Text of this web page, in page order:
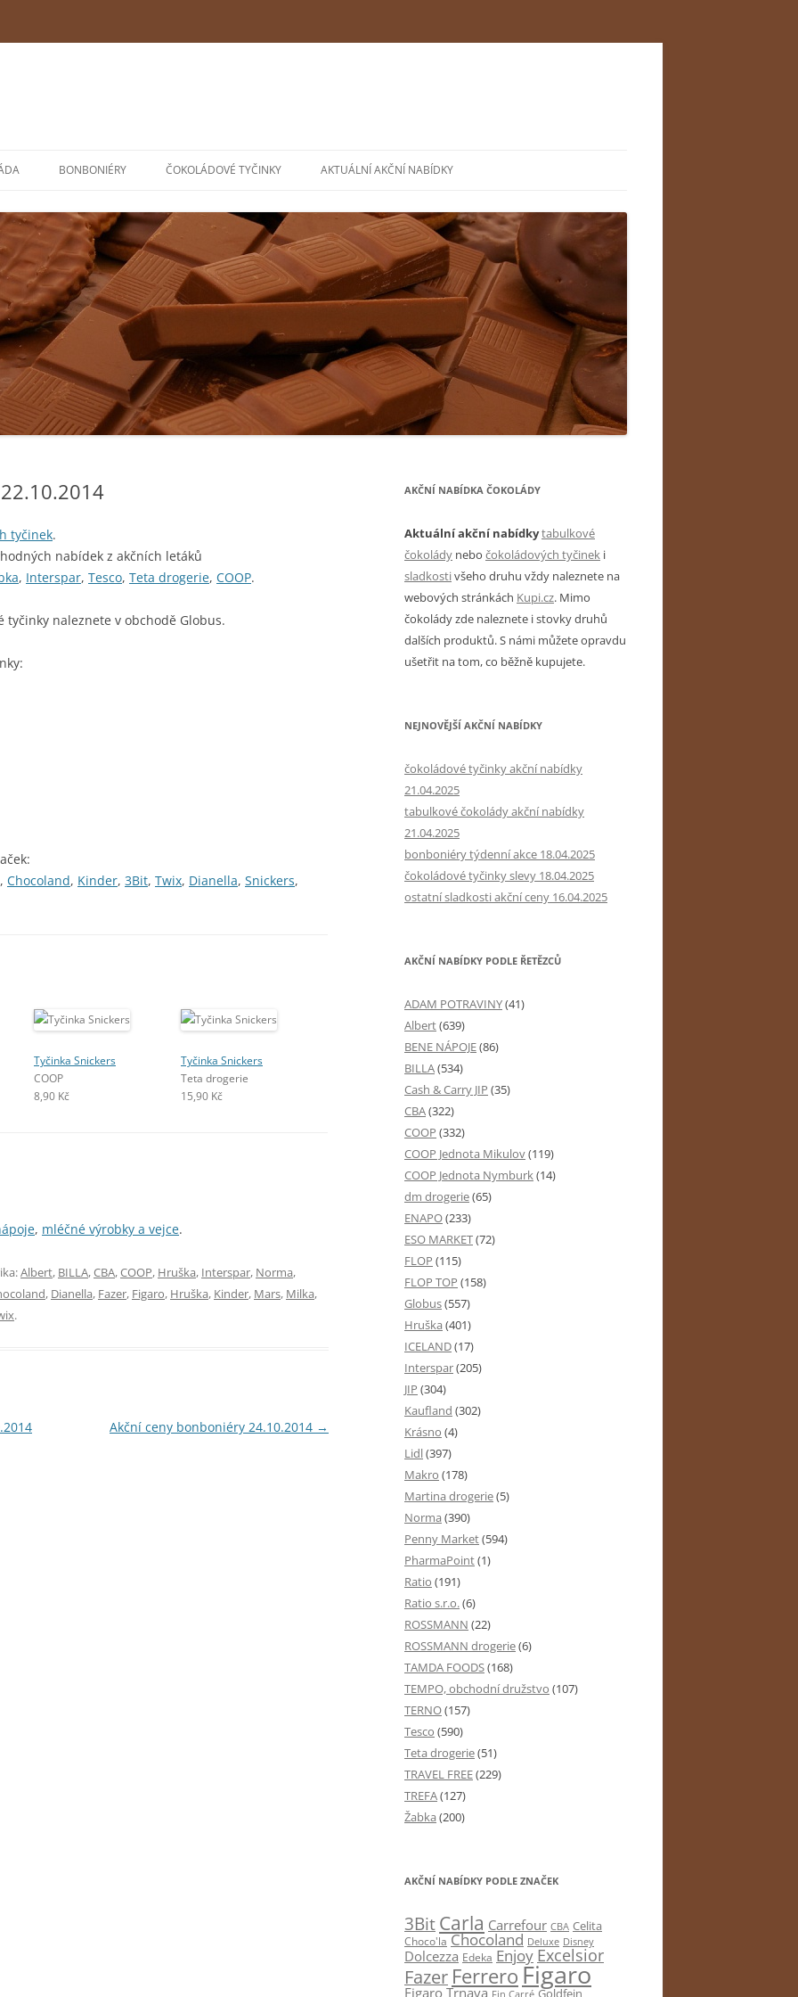
BONBONIÉRY ČOKOLÁDOVÉ TYČINKY AKTUÁLNÍ AKČNÍ NABÍDKY
tyčinek.
nabídek z akčních letáků
, Interspar, Tesco, Teta drogerie, COOP.
tyčinky naleznete v obchodě Globus.
, Chocoland, Kinder, 3Bit, Twix, Dianella, Snickers,
Tyčinka Snickers
COOP
8,90 Kč
Tyčinka Snickers
Teta drogerie
15,90 Kč
, mléčné výrobky a vejce.
Albert, BILLA,CBA,COOP, Hruška, Interspar, Norma,
, Dianella, Fazer, Figaro, Hruška, Kinder, Mars, Milka,
.
Akční ceny bonboniéry 24.10.2014 →
AKČNÍ NABÍDKA ČOKOLÁDY
Aktuální akční nabídkytabulkové
čokolády nebo čokoládových tyčinek i
sladkostivšeho druhu vždy naleznete na
webových stránkách Kupi.cz. Mimo
čokolády zde naleznete i stovky druhů
dalších produktů. S námi můžete opravdu
ušetřit na tom, co běžně kupujete.
NEJNOVĚJŠÍ AKČNÍ NABÍDKY
čokoládové tyčinky akční nabídky
21.04.2025
tabulkové čokolády akční nabídky
21.04.2025
bonboniéry týdenní akce 18.04.2025
čokoládové tyčinky slevy 18.04.2025
ostatní sladkosti akční ceny 16.04.2025
AKČNÍ NABÍDKY PODLE ŘETĚZCŮ
ADAM POTRAVINY(41)
Albert(639)
BENE NÁPOJE(86)
BILLA(534)
Cash & Carry JIP (35)
CBA(322)
COOP (332)
COOP Jednota Mikulov(119)
COOP Jednota Nymburk(14)
dm drogerie(65)
ENAPO(233)
ESO MARKET(72)
FLOP (115)
FLOP TOP (158)
Globus(557)
Hruška (401)
ICELAND(17)
Interspar(205)
JIP (304)
Kaufland (302)
Krásno (4)
Lidl(397)
Makro (178)
Martina drogerie(5)
Norma (390)
Penny Market(594)
PharmaPoint(1)
Ratio (191)
Ratio s.r.o.(6)
ROSSMANN (22)
ROSSMANN drogerie(6)
TAMDA FOODS(168)
TEMPO, obchodní družstvo (107)
TERNO(157)
Tesco (590)
Teta drogerie(51)
TRAVEL FREE(229)
TREFA(127)
Žabka (200)
AKČNÍ NABÍDKY PODLE ZNAČEK
3Bit Carla Carrefour CBA Celita
Choco'la Chocoland Deluxe Disney
Dolcezza Edeka EnjoyExcelsior
Fazer FerreroFigaro
Figaro Trnava Fin Carré Goldfein